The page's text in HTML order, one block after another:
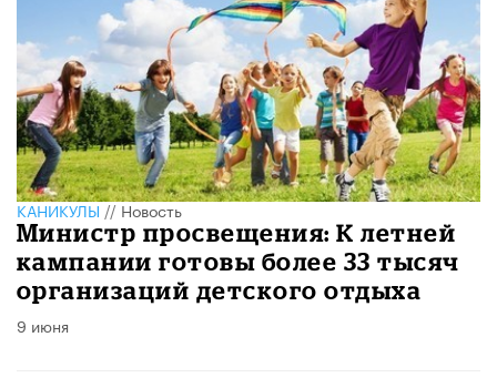
КАНИКУЛЫ//Новость
Министр просвещения: К летней
кампании готовы более 33 тысяч
организаций детского отдыха
9 июня